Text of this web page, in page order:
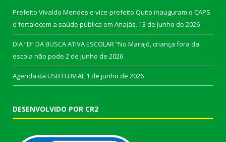
Prefeito Vivaldo Mendes e vice-prefeito Quito inauguram o CAPS
e fortalecem a saúde pública em Anajás. 13 de junho de 2026
DIA “D” DA BUSCA ATIVA ESCOLAR “No Marajó, criança fora da
escola não pode 2 de junho de 2026
Agenda da USB FLUVIAL 1 de junho de 2026
DESENVOLVIDO POR CR2